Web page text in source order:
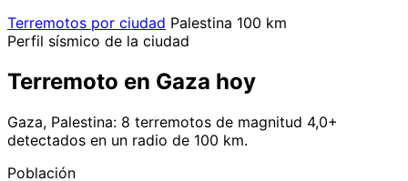
Terremotos por ciudad Palestina 100 km
Perfil sísmico de la ciudad
Terremoto en Gaza hoy
Gaza, Palestina: 8 terremotos de magnitud 4,0+
detectados en un radio de 100 km.
Población